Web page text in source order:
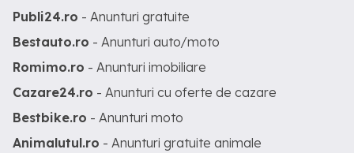
Publi24.ro - Anunturi gratuite
Bestauto.ro - Anunturi auto/moto
Romimo.ro - Anunturi imobiliare
Cazare24.ro - Anunturi cu oferte de cazare
Bestbike.ro - Anunturi moto
Animalutul.ro - Anunturi gratuite animale